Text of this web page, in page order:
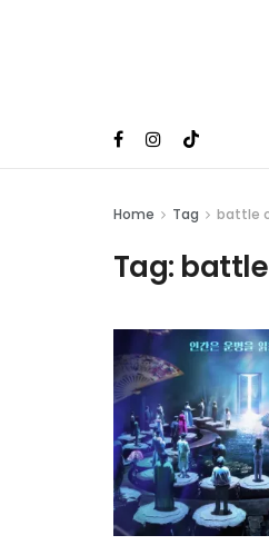
Home Tag battle
Tag: